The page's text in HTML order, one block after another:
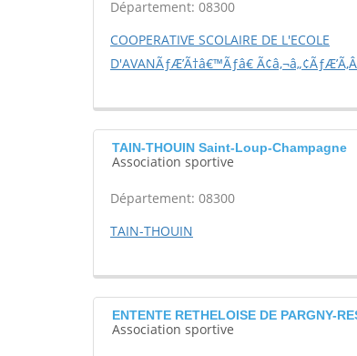
Département: 08300
COOPERATIVE SCOLAIRE DE L'ECOLE
D'AVANÃƒÆ’Ã†â€™Ãƒâ€
TAIN-THOUIN Saint-Loup-Champagne
Association sportive
Département: 08300
TAIN-THOUIN
ENTENTE RETHELOISE DE PARGNY-
Association sportive